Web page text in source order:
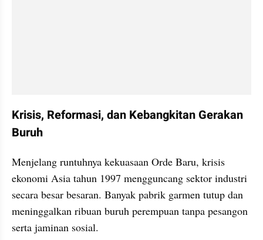
Krisis, Reformasi, dan Kebangkitan Gerakan
Buruh
Menjelang runtuhnya kekuasaan Orde Baru, krisis
ekonomi Asia tahun 1997 mengguncang sektor industri
secara besar besaran. Banyak pabrik garmen tutup dan
meninggalkan ribuan buruh perempuan tanpa pesangon
serta jaminan sosial.